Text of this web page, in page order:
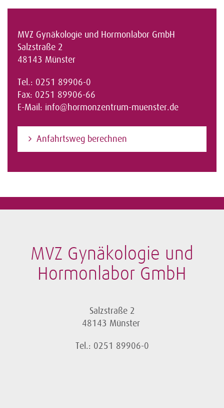
MVZ Gynäkologie und Hormonlabor GmbH
Salzstraße 2
48143 Münster
Tel.: 0251 89906-0
Fax: 0251 89906-66
E-Mail: info@hormonzentrum-muenster.de
Anfahrtsweg berechnen
MVZ Gynäkologie und
Hormonlabor GmbH
Salzstraße 2
48143 Münster
Tel.: 0251 89906-0